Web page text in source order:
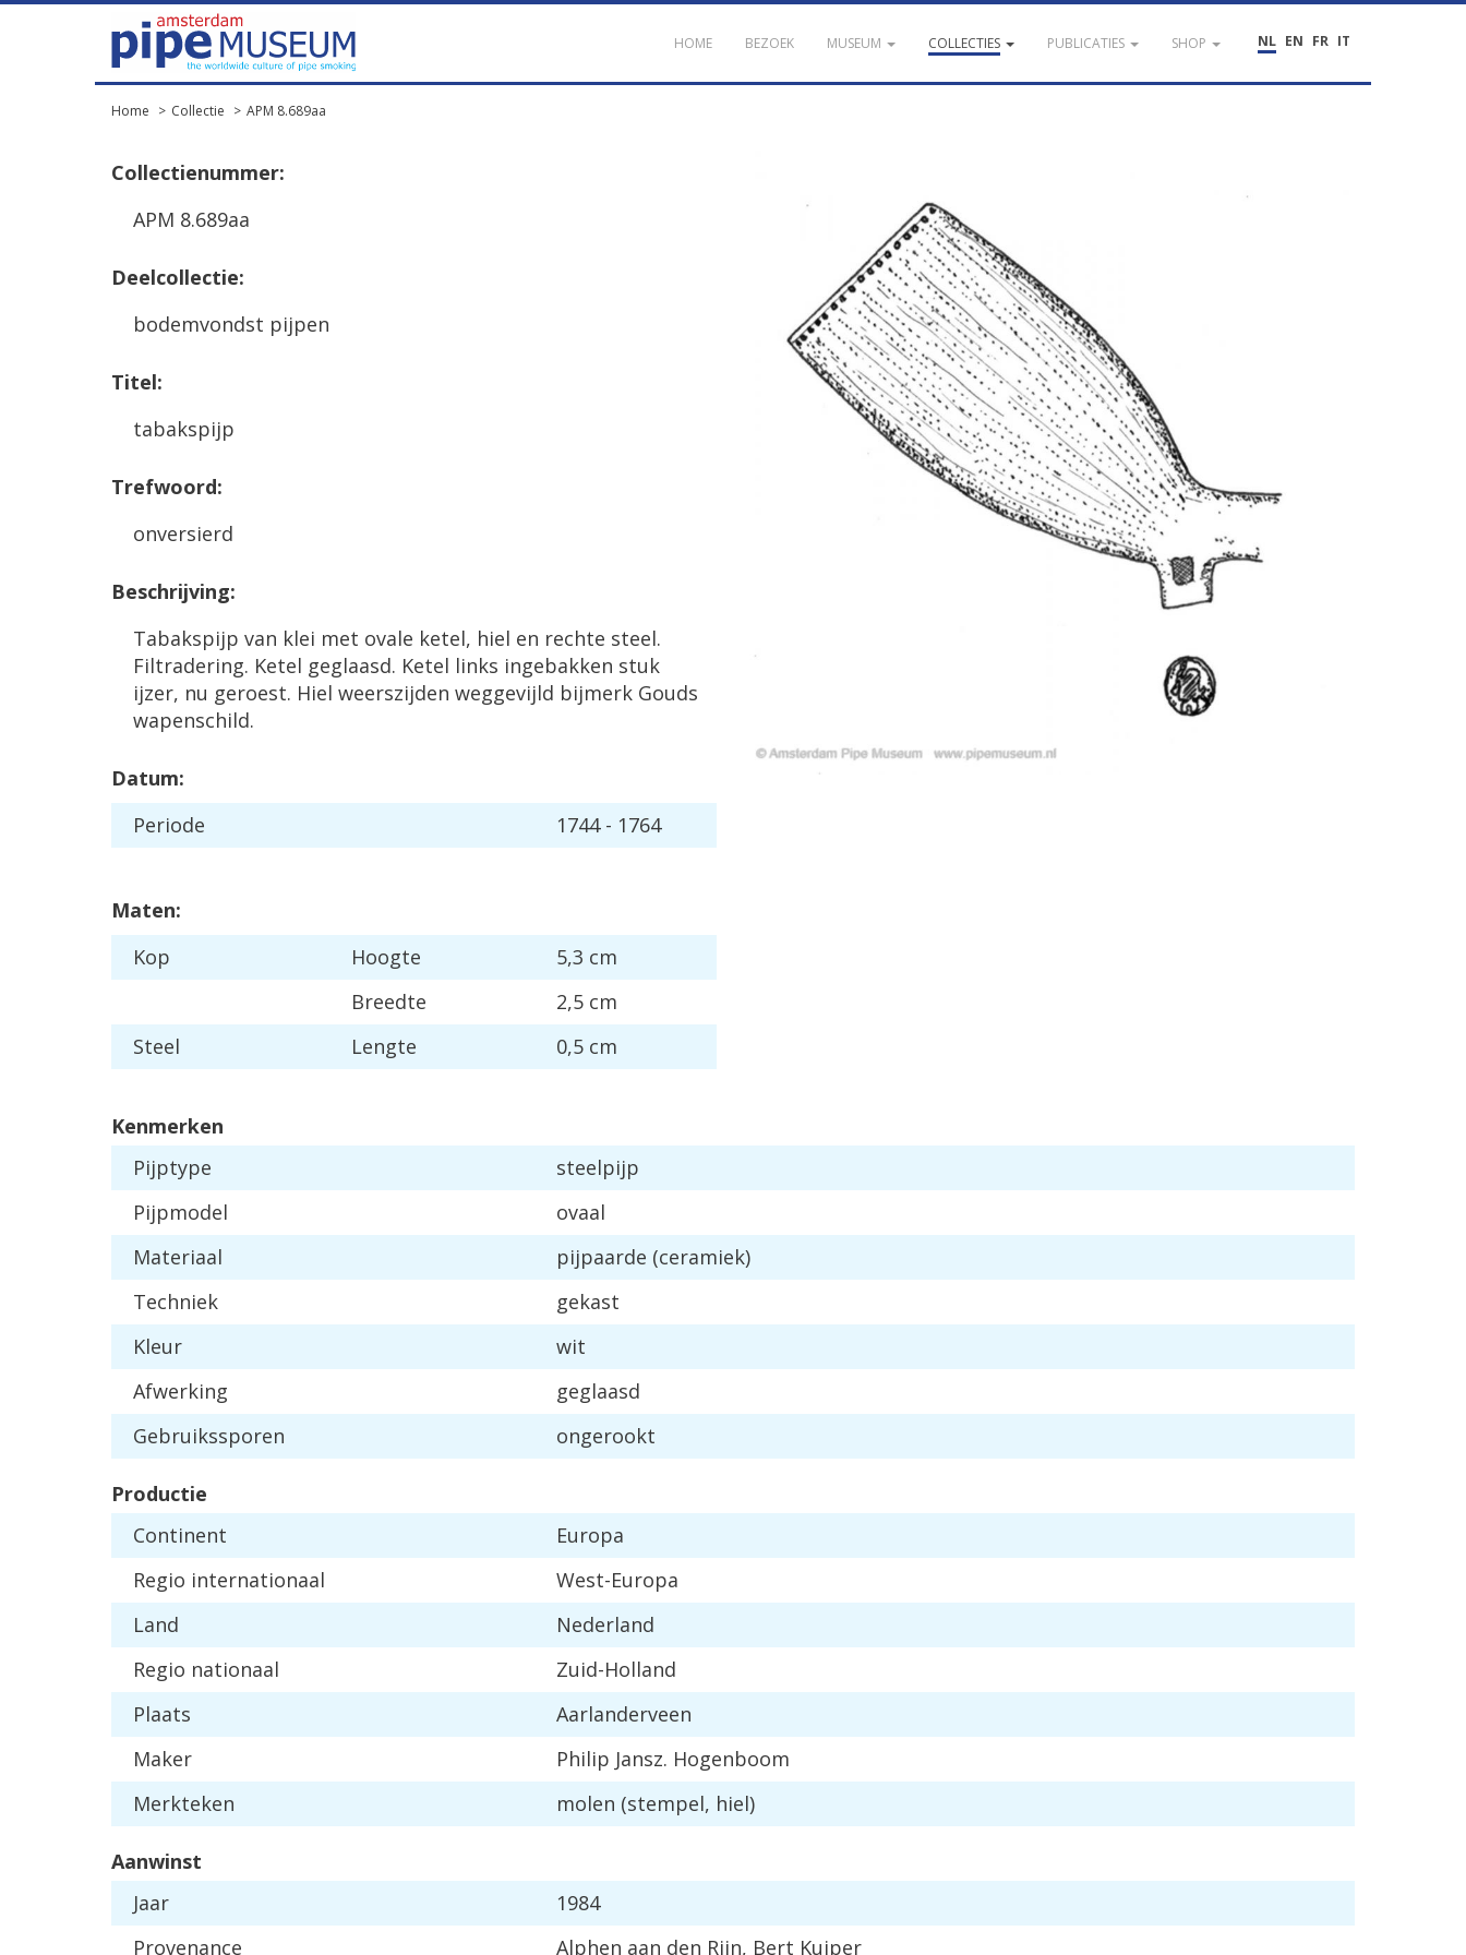
NL EN FR IT
HOME BEZOEK MUSEUM COLLECTIES PUBLICATIES SHOP
Home Collectie APM 8.689aa
Collectienummer:
APM 8.689aa
Deelcollectie:
bodemvondst pijpen
Titel:
tabakspijp
Trefwoord:
onversierd
Beschrijving:
Tabakspijp van klei met ovale ketel, hiel en rechte steel.
Filtradering. Ketel geglaasd. Ketel links ingebakken stuk
ijzer, nu geroest. Hiel weerszijden weggevijld bijmerk Gouds
wapenschild.
Datum:
Periode
1744 - 1764
Maten:
Kop
Hoogte
5,3 cm
Breedte
2,5 cm
Steel
Lengte 0,5 cm
Kenmerken
Pijptype
steelpijp
Pijpmodel
ovaal
Materiaal
pijpaarde (ceramiek)
Techniek
gekast
Kleur
wit
Afwerking
geglaasd
Gebruikssporen
ongerookt
Productie
Continent
Europa
Regio internationaal
West-Europa
Land
Nederland
Regio nationaal
Zuid-Holland
Plaats
Aarlanderveen
Maker
Philip Jansz. Hogenboom
Merkteken
molen (stempel, hiel)
Aanwinst
Jaar
1984
Provenance
Alphen aan den Rijn, Bert Kuiper